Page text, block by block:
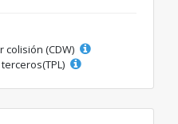
colisión (CDW)